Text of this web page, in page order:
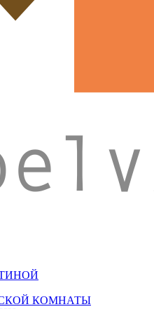
КОМНАТЫ